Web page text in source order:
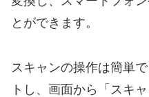
とができます。
スキャンの操作は簡単
トし、画面から「スキャ